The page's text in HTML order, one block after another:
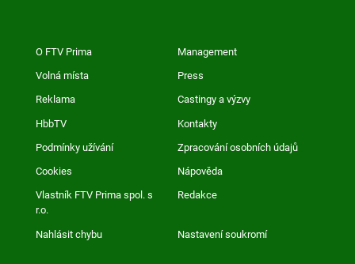
O FTV Prima Management
Volná místa Press
Reklama Castingy a výzvy
HbbTV Kontakty
Podmínky užívání Zpracování osobních údajů
Cookies Nápověda
Vlastník FTV Prima spol. s
r.o.
Redakce
Nahlásit chybu Nastavení soukromí